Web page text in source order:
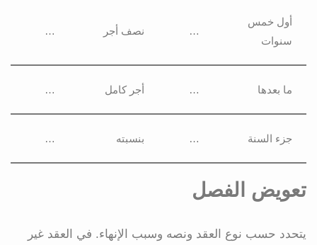
أول خمس
سنوات
… نصف أجر …
ما بعدها … أجر كامل …
جزء السنة … بنسبته …
تعويض الفصل
يتحدد حسب نوع العقد ونصه وسبب الإنهاء. في العقد غير